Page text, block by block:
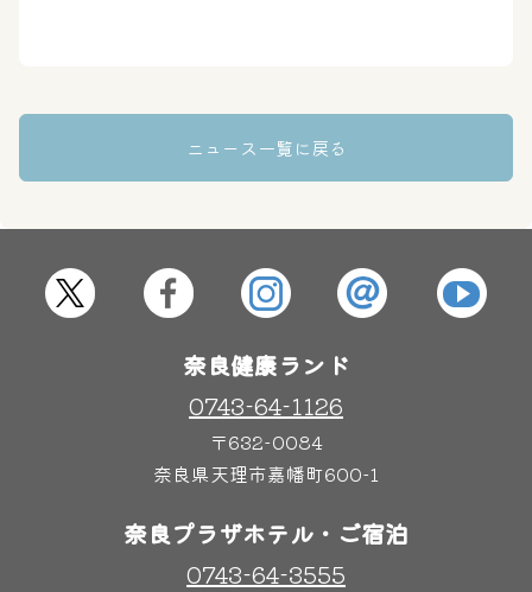
屋内レジャープール グルメ
はしゃきっズ
ニュース一覧に戻る
奈良健康ランド
0743-64-1126
〒632-0084
奈良県天理市嘉幡町600-1
奈良プラザホテル・ご宿泊
0743-64-3555